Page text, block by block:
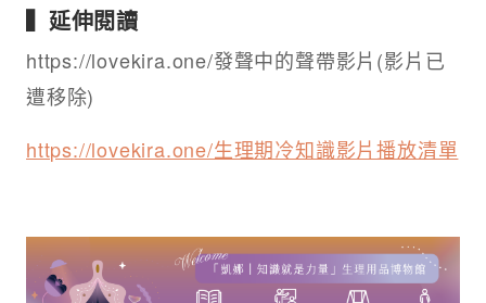
▍延伸閱讀
https://lovekira.one/發聲中的聲帶影片(影片已
遭移除)
https://lovekira.one/生理期冷知識影片播放清單